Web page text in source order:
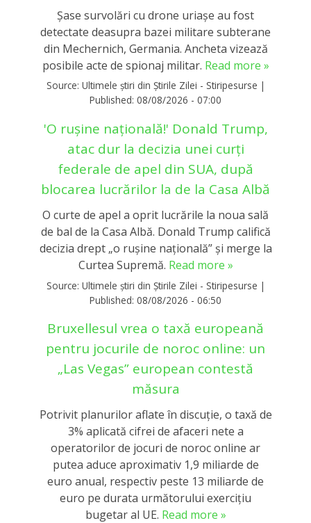
Şase survolări cu drone uriașe au fost
detectate deasupra bazei militare subterane
din Mechernich, Germania. Ancheta vizează
posibile acte de spionaj militar. Read more »
Source: Ultimele știri din Știrile Zilei - Stiripesurse |
Published: 08/08/2026 - 07:00
'O rușine națională!' Donald Trump,
atac dur la decizia unei curți
federale de apel din SUA, după
blocarea lucrărilor la de la Casa Albă
O curte de apel a oprit lucrările la noua sală
de bal de la Casa Albă. Donald Trump califică
decizia drept „o rușine națională” și merge la
Curtea Supremă. Read more »
Source: Ultimele știri din Știrile Zilei - Stiripesurse |
Published: 08/08/2026 - 06:50
Bruxellesul vrea o taxă europeană
pentru jocurile de noroc online: un
„Las Vegas” european contestă
măsura
Potrivit planurilor aflate în discuție, o taxă de
3% aplicată cifrei de afaceri nete a
operatorilor de jocuri de noroc online ar
putea aduce aproximativ 1,9 miliarde de
euro anual, respectiv peste 13 miliarde de
euro pe durata următorului exercițiu
bugetar al UE. Read more »